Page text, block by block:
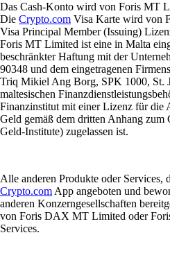
Das Cash-Konto wird von Foris MT
Die Crypto.com Visa Karte wird von
Visa Principal Member (Issuing)
Foris MT Limited ist eine in Malta
beschränkter Haftung mit der
90348 und dem eingetragenen
Triq Mikiel Ang Borg, SPK 1000, St.
maltesischen
Finanzinstitut mit einer Lizenz für die
Geld gemäß dem dritten Anhang zum
Geld-Institute) zugelassen ist.
Alle anderen Produkte oder Services,
Crypto.comApp angeboten und
anderen Konzerngesellschaften
von Foris DAX MT Limited oder
Services.